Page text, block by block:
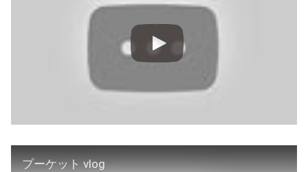
プーケット vlog